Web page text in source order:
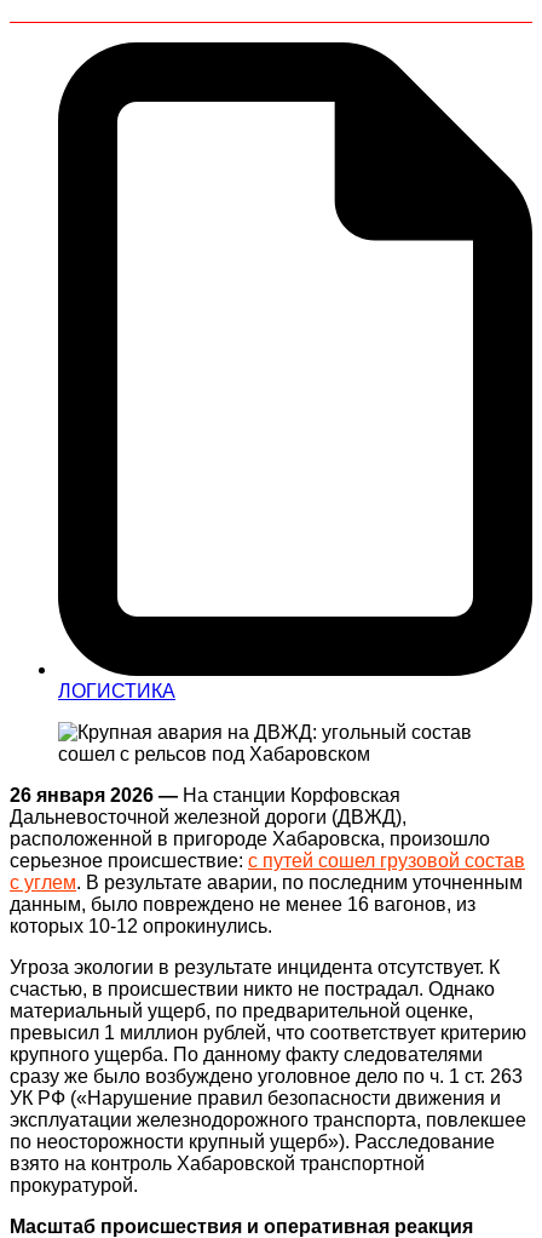
ЛОГИСТИКА
26 января 2026 — На станции Корфовская
Дальневосточной железной дороги (ДВЖД),
расположенной в пригороде Хабаровска, произошло
серьезное происшествие: с путей сошел грузовой состав
с углем. В результате аварии, по последним уточненным
данным, было повреждено не менее 16 вагонов, из
которых 10-12 опрокинулись.
Угроза экологии в результате инцидента отсутствует. К
счастью, в происшествии никто не пострадал. Однако
материальный ущерб, по предварительной оценке,
превысил 1 миллион рублей, что соответствует критерию
крупного ущерба. По данному факту следователями
сразу же было возбуждено уголовное дело по ч. 1 ст. 263
УК РФ («Нарушение правил безопасности движения и
эксплуатации железнодорожного транспорта, повлекшее
по неосторожности крупный ущерб»). Расследование
взято на контроль Хабаровской транспортной
прокуратурой.
Масштаб происшествия и оперативная реакция